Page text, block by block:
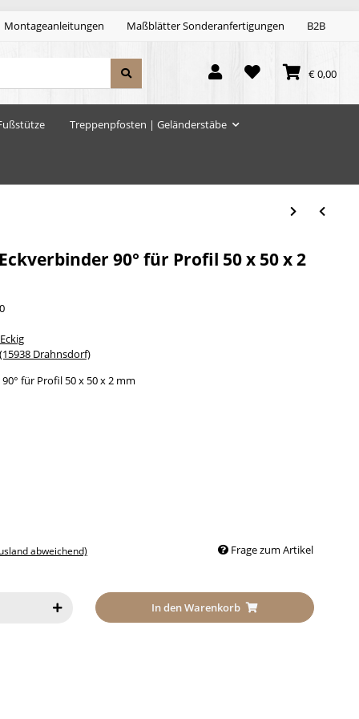
Montageanleitungen Maßblätter Sonderanfertigungen B2B
€ 0,00
Treppenpfosten | Geländerstäbe
90° für Profil 50 x 50 x 2
Drahnsdorf)
für Profil 50 x 50 x 2 mm
abweichend) Frage zum Artikel
In den Warenkorb